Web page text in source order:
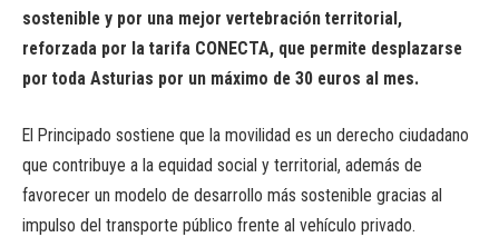
sostenible y por una mejor vertebración territorial,
reforzada por la tarifa CONECTA, que permite desplazarse
por toda Asturias por un máximo de 30 euros al mes.
El Principado sostiene que la movilidad es un derecho ciudadano
que contribuye a la equidad social y territorial, además de
favorecer un modelo de desarrollo más sostenible gracias al
impulso del transporte público frente al vehículo privado.